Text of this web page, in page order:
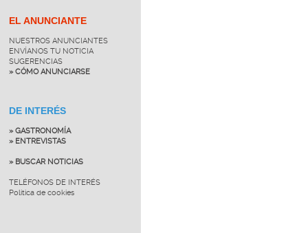
EL ANUNCIANTE
NUESTROS ANUNCIANTES
ENVÍANOS TU NOTICIA
SUGERENCIAS
» CÓMO ANUNCIARSE
DE INTERÉS
» GASTRONOMÍA
» ENTREVISTAS
» BUSCAR NOTICIAS
TELÉFONOS DE INTERÉS
Política de cookies